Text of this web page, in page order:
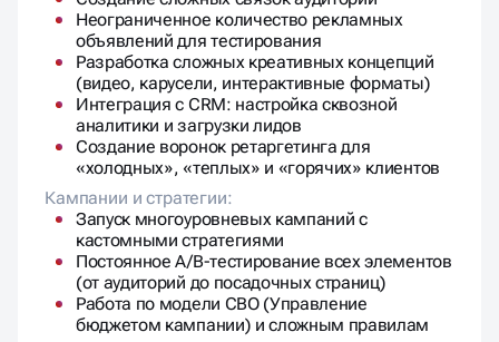
Неограниченное количество рекламных
объявлений для тестирования
Разработка сложных креативных концепций
(видео, карусели, интерактивные форматы)
Интеграция с CRM: настройка сквозной
аналитики и загрузки лидов
Создание воронок ретаргетинга для
«холодных», «теплых» и «горячих» клиентов
Кампании и стратегии:
Запуск многоуровневых кампаний с
кастомными стратегиями
Постоянное A/B-тестирование всех элементов
(от аудиторий до посадочных страниц)
Работа по модели CBO (Управление
бюджетом кампании) и сложным правилам